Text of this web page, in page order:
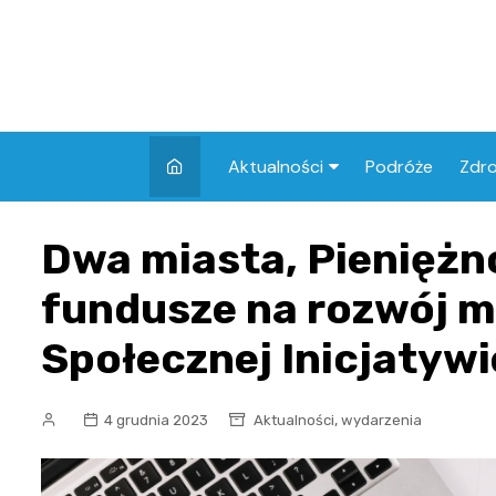
Aktualności Podróże
Dwa miasta,
fundusze na rozwój
Społecznej
4 grudnia 2023 Aktualności, wydarzenia